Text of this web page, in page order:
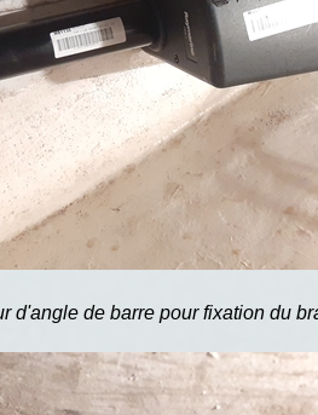
d'angle de barre pour fixation du